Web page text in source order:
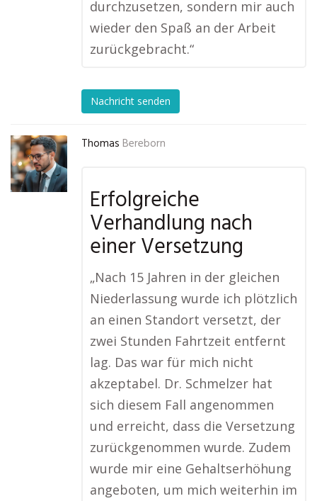
durchzusetzen, sondern mir auch
wieder den Spaß an der Arbeit
zurückgebracht.“
Nachricht senden
Thomas Bereborn
Erfolgreiche
Verhandlung nach
einer Versetzung
„Nach 15 Jahren in der gleichen
Niederlassung wurde ich plötzlich
an einen Standort versetzt, der
zwei Stunden Fahrtzeit entfernt
lag. Das war für mich nicht
akzeptabel. Dr. Schmelzer hat
sich diesem Fall angenommen
und erreicht, dass die Versetzung
zurückgenommen wurde. Zudem
wurde mir eine Gehaltserhöhung
angeboten, um mich weiterhin im